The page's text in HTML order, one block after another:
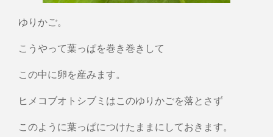
ゆりかご。
こうやって葉っぱを巻き巻きして
この中に卵を産みます。
ヒメコブオトシブミはこのゆりかごを落とさず
このように葉っぱにつけたままにしておきます。